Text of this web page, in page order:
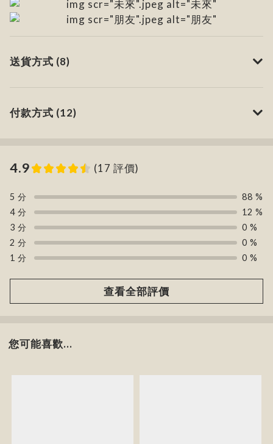
送貨方式 (8)
付款方式 (12)
4.9 (17 評價)
5 分
88 %
4 分
12 %
3 分
0 %
2 分
0 %
1 分
0 %
查看全部評價
您可能喜歡...